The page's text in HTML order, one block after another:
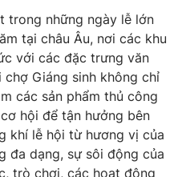
trong những ngày lễ lớn
tại châu Âu, nơi các khu
với các đặc trưng văn
Giáng sinh không chỉ
các sản phẩm thủ công
hội để tận hưởng bên
khí lễ hội từ hương vị của
đa dạng, sự sôi động của
trò chơi, các hoạt động